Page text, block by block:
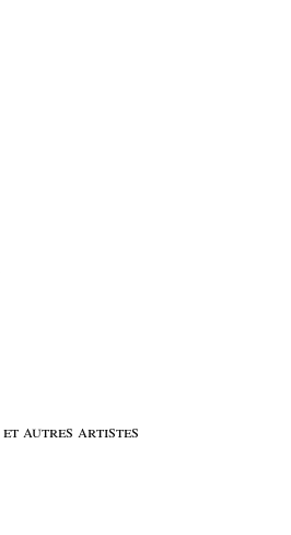
et autres artistes